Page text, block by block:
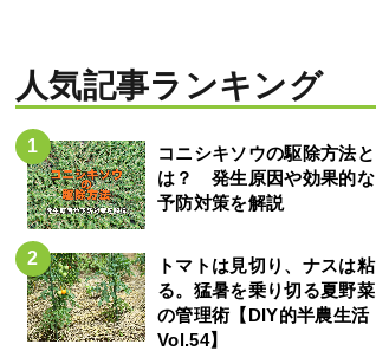
人気記事ランキング
コニシキソウの駆除方法と
は？ 発生原因や効果的な
予防対策を解説
トマトは見切り、ナスは粘
る。猛暑を乗り切る夏野菜
の管理術【DIY的半農生活
Vol.54】